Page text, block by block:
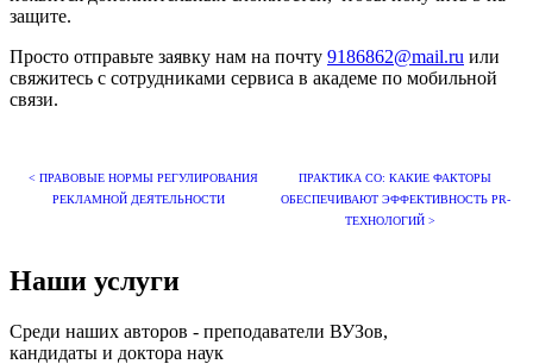
защите.
Просто отправьте заявку нам на почту 9186862@mail.ru или
свяжитесь с сотрудниками сервиса в академе по мобильной
связи.
< ПРАВОВЫЕ НОРМЫ РЕГУЛИРОВАНИЯ
РЕКЛАМНОЙ ДЕЯТЕЛЬНОСТИ
ПРАКТИКА СО: КАКИЕ ФАКТОРЫ
ОБЕСПЕЧИВАЮТ ЭФФЕКТИВНОСТЬ PR-
ТЕХНОЛОГИЙ >
Наши услуги
Среди наших авторов - преподаватели ВУЗов,
кандидаты и доктора наук